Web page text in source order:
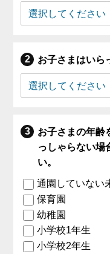
お子さまはいら
お子さまの年齢
っしゃらない場
い。
通園していない
保育園
幼稚園
小学校1年生
小学校2年生